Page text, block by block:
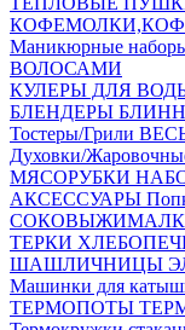
Маникюрные
ВОЛОСАМИ
КУЛЕРЫ ДЛЯ
БЛЕНДЕРЫ
Тостеры/Грили
Духовки/
МЯСОРУБКИ
АКСЕССУАРЫ
ТЕРКИ
ШАШЛИЧНИЦЫ
Машинки для
ТЕРМОПОТЫ